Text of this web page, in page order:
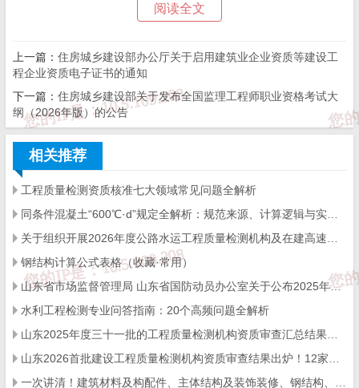
答：风干就是料子取来后，放在外面摊开，晾干表
面的水分，不用烘箱烘，就可以做试验！！但是烘
干就得用烘箱了，烘到质量恒重，意思就是烘到连
续两次称量的质量差很小，干燥器中冷却后，才能
开始做试验。
阅读全文
上一篇： 住房城乡建设部办公厅关于启用建筑业企业资质等建设工
程企业资质电子证书的通知
下一篇： 住房城乡建设部关于发布全国监理工程师职业资格考试大
纲（2026年版）的公告
相关推荐
工程质量检测资质核准七大领域常见问题全解析
钢结构计算公式表格（收藏·常用）
山东省市场监督管理局 山东省国防动员办公室关于公布2025年度综合类检验检测机构监督抽查结果的通知
水利工程检测专业问答指南：20个高频问题全解析